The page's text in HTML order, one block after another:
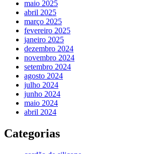
maio 2025
abril 2025
março 2025
fevereiro 2025
janeiro 2025
dezembro 2024
novembro 2024
setembro 2024
agosto 2024
julho 2024
junho 2024
maio 2024
abril 2024
Categorias